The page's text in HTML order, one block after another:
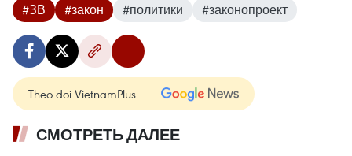
#ЗВ #закон #политики #законопроект
Theo dõi VietnamPlus
СМОТРЕТЬ ДАЛЕЕ